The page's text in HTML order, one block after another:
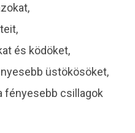
és ködöket,
üstökösöket,
fényesebb csillagok